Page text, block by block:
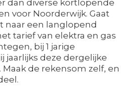
dan diverse kortlopende
voor Noorderwijk. Gaat
naar een langlopend
tarief van elektra en gas
bij 1 jarige
jaarlijks deze dergelijke
de rekensom zelf, en